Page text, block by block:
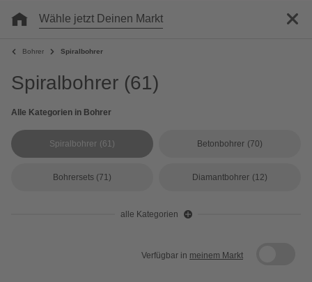
Wähle jetzt Deinen Markt
Bohrer Spiralbohrer
Spiralbohrer (61)
Alle Kategorien in Bohrer
Spiralbohrer (61) Betonbohrer (70)
Bohrersets (71) Diamantbohrer (12)
alle Kategorien
Verfügbar in meinem Markt